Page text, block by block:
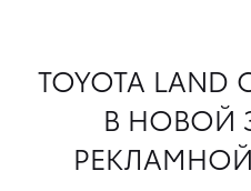
TOYOTA LAND
В НОВОЙ